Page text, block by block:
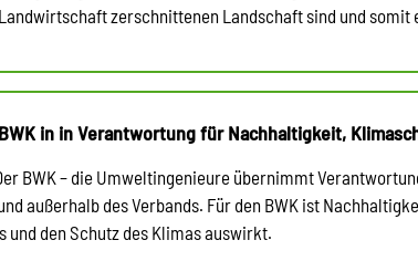
zerschnittenen Landschaft sind und
in in Verantwortung für Nachhaltigkeit,
BWK – die Umweltingenieure übernimmt
außerhalb des Verbands. Für den BWK ist
und den Schutz des Klimas auswirkt.